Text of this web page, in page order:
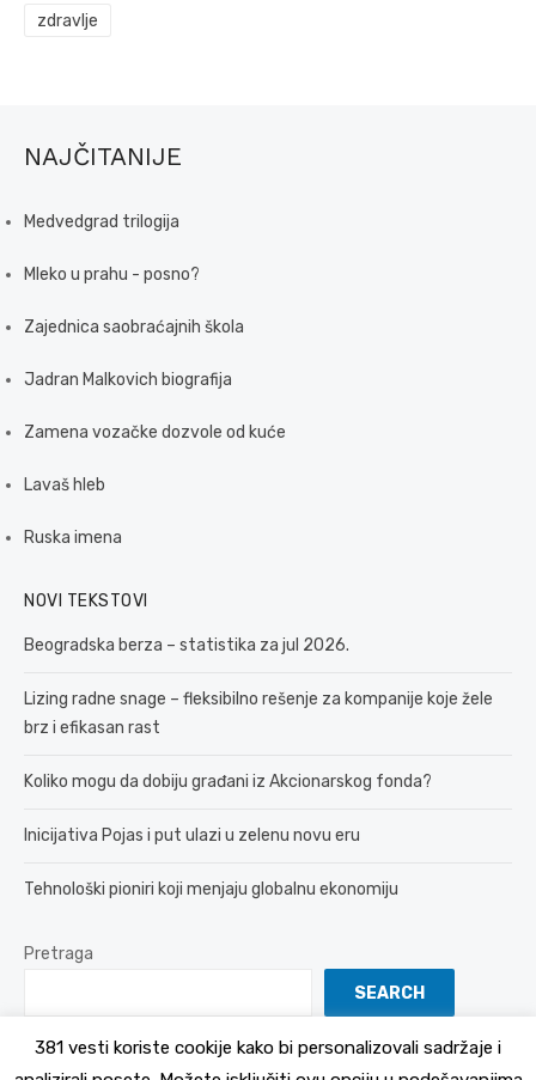
zdravlje
NAJČITANIJE
Medvedgrad trilogija
Mleko u prahu - posno?
Zajednica saobraćajnih škola
Jadran Malkovich biografija
Zamena vozačke dozvole od kuće
Lavaš hleb
Ruska imena
NOVI TEKSTOVI
Beogradska berza – statistika za jul 2026.
Lizing radne snage – fleksibilno rešenje za kompanije koje žele
brz i efikasan rast
Koliko mogu da dobiju građani iz Akcionarskog fonda?
Inicijativa Pojas i put ulazi u zelenu novu eru
Tehnološki pioniri koji menjaju globalnu ekonomiju
Pretraga
SEARCH
381 vesti koriste cookije kako bi personalizovali sadržaje i